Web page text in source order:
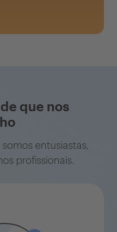
que nos
entusiastas,
profissionais.